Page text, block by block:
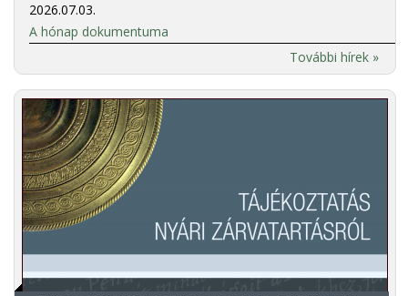
2026.07.03.
A hónap dokumentuma
További hírek »